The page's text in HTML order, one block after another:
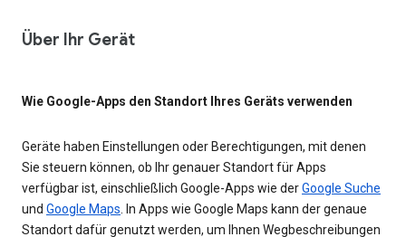
Über Ihr Gerät
Wie Google-Apps den Standort Ihres Geräts verwenden
Geräte haben Einstellungen oder Berechtigungen, mit denen
Sie steuern können, ob Ihr genauer Standort für Apps
verfügbar ist, einschließlich Google-Apps wie derGoogle Suche
und Google Maps. In Apps wie Google Maps kann der genaue
Standort dafür genutzt werden, um Ihnen Wegbeschreibungen